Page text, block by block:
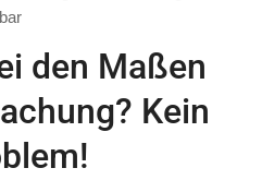
den Maßen
Kein